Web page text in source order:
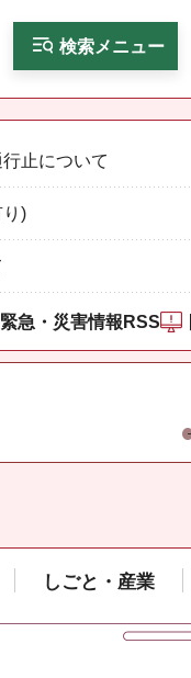
検索メニュー
止について
)
緊急・災害情報RSS
しごと・産業